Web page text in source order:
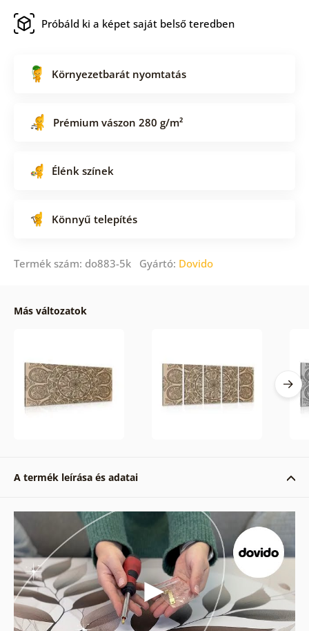
Próbáld ki a képet saját belső teredben
Környezetbarát nyomtatás
Prémium vászon 280 g/m²
Élénk színek
Könnyű telepítés
Termék szám: do883-5k Gyártó: Dovido
Más változatok
A termék leírása és adatai